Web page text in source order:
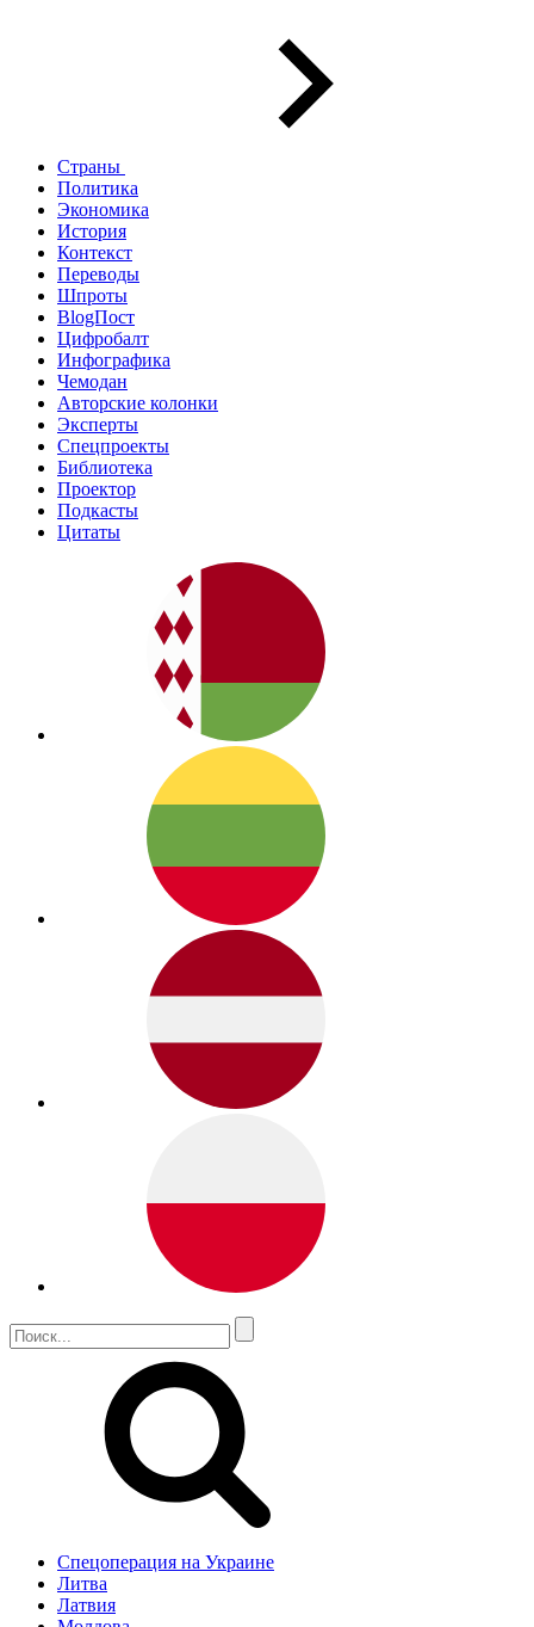
Страны
Политика
Экономика
История
Контекст
Переводы
Шпроты
BlogПост
Цифробалт
Инфографика
Чемодан
Авторские колонки
Эксперты
Спецпроекты
Библиотека
Проектор
Подкасты
Цитаты
Спецоперация на Украине
Литва
Латвия